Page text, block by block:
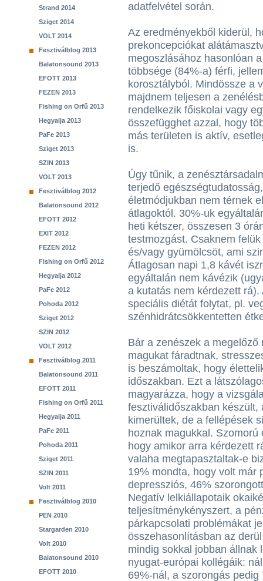
Strand 2014
Sziget 2014
VOLT 2014
Fesztiválblog 2013
Balatonsound 2013
EFOTT 2013
FEZEN 2013
Fishing on Orfű 2013
Hegyalja 2013
PaFe 2013
Sziget 2013
SZIN 2013
VOLT 2013
Fesztiválblog 2012
Balatonsound 2012
EFOTT 2012
EXIT 2012
FEZEN 2012
Fishing on Orfű 2012
Hegyalja 2012
PaFe 2012
Pohoda 2012
Sziget 2012
SZIN 2012
VOLT 2012
Fesztiválblog 2011
Balatonsound 2011
EFOTT 2011
Fishing on Orfű 2011
Hegyalja 2011
PaFe 2011
Pohoda 2011
Sziget 2011
SZIN 2011
Volt 2011
Fesztiválblog 2010
PEN 2010
Stargarden 2010
Volt 2010
Balatonsound 2010
EFOTT 2010
adatfelvétel során.
Az eredményekből kiderül,
prekoncepciókat
megoszlásához hasonlóan
többsége (84%-a) férfi,
korosztályból. Mindössze a
majdnem teljesen a
rendelkezik főiskolai vagy
összefügghet azzal, hogy
más területen is aktív,
is.
Úgy tűnik, a
terjedő
életmódjukban nem térnek
átlagoktól. 30%-uk
heti kétszer, összesen 3
testmozgást. Csaknem
és/vagy gyümölcsöt, ami
Átlagosan napi 1,8 kávét
egyáltalán nem kávézik
a kutatás nem kérdezett
speciális diétát folytat, pl.
szénhidrátcsökkentetten
Bár a zenészek a
magukat fáradtnak,
is beszámoltak, hogy
időszakban. Ezt a
magyarázza, hogy a
fesztiválidőszakban
kimerültek, de a fellépések
hoznak magukkal.
hogy amikor arra kérdezett
valaha megtapasztaltak-e
19% mondta, hogy volt már
depressziós, 46%
Negatív lelkiállapotaik
teljesítménykényszert, a
párkapcsolati problémákat
összehasonlításban az
mindig sokkal jobban állnak
nyugat-európai kollégáik:
69%-nál, a szorongás